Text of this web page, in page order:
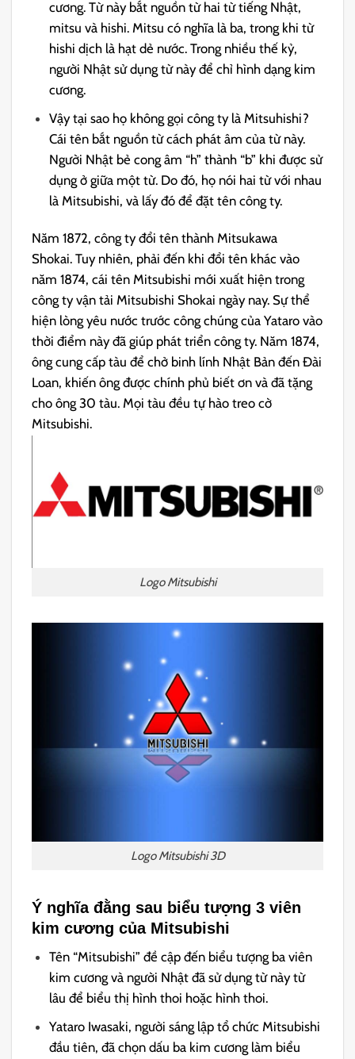
cương. Từ này bắt nguồn từ hai từ tiếng Nhật,
mitsu và hishi. Mitsu có nghĩa là ba, trong khi từ
hishi dịch là hạt dẻ nước. Trong nhiều thế kỷ,
người Nhật sử dụng từ này để chỉ hình dạng kim
cương.
Vậy tại sao họ không gọi công ty là Mitsuhishi?
Cái tên bắt nguồn từ cách phát âm của từ này.
Người Nhật bẻ cong âm “h” thành “b” khi được sử
dụng ở giữa một từ. Do đó, họ nói hai từ với nhau
là Mitsubishi, và lấy đó để đặt tên công ty.
Năm 1872, công ty đổi tên thành Mitsukawa
Shokai. Tuy nhiên, phải đến khi đổi tên khác vào
năm 1874, cái tên Mitsubishi mới xuất hiện trong
công ty vận tải Mitsubishi Shokai ngày nay. Sự thể
hiện lòng yêu nước trước công chúng của Yataro vào
thời điểm này đã giúp phát triển công ty. Năm 1874,
ông cung cấp tàu để chở binh lính Nhật Bản đến Đài
Loan, khiến ông được chính phủ biết ơn và đã tặng
cho ông 30 tàu. Mọi tàu đều tự hào treo cờ
Mitsubishi.
Logo Mitsubishi
Logo Mitsubishi 3D
Ý nghĩa đằng sau biểu tượng 3 viên
kim cương của Mitsubishi
Tên “Mitsubishi” đề cập đến biểu tượng ba viên
kim cương và người Nhật đã sử dụng từ này từ
lâu để biểu thị hình thoi hoặc hình thoi.
Yataro Iwasaki, người sáng lập tổ chức Mitsubishi
đầu tiên, đã chọn dấu ba kim cương làm biểu